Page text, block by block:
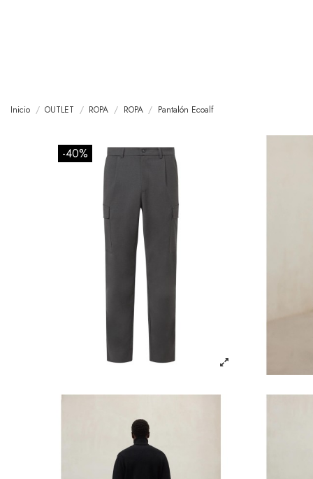
Inicio OUTLET ROPA ROPA Pantalón Ecoalf
-40%